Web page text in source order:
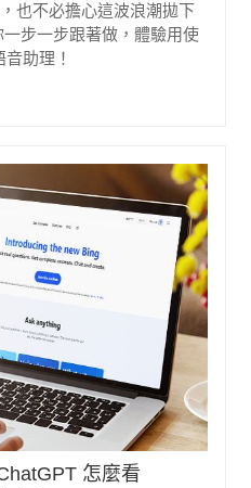
也不必擔心這波浪潮拋下
步一步跟著做，體驗用使
助理！
怎麼看